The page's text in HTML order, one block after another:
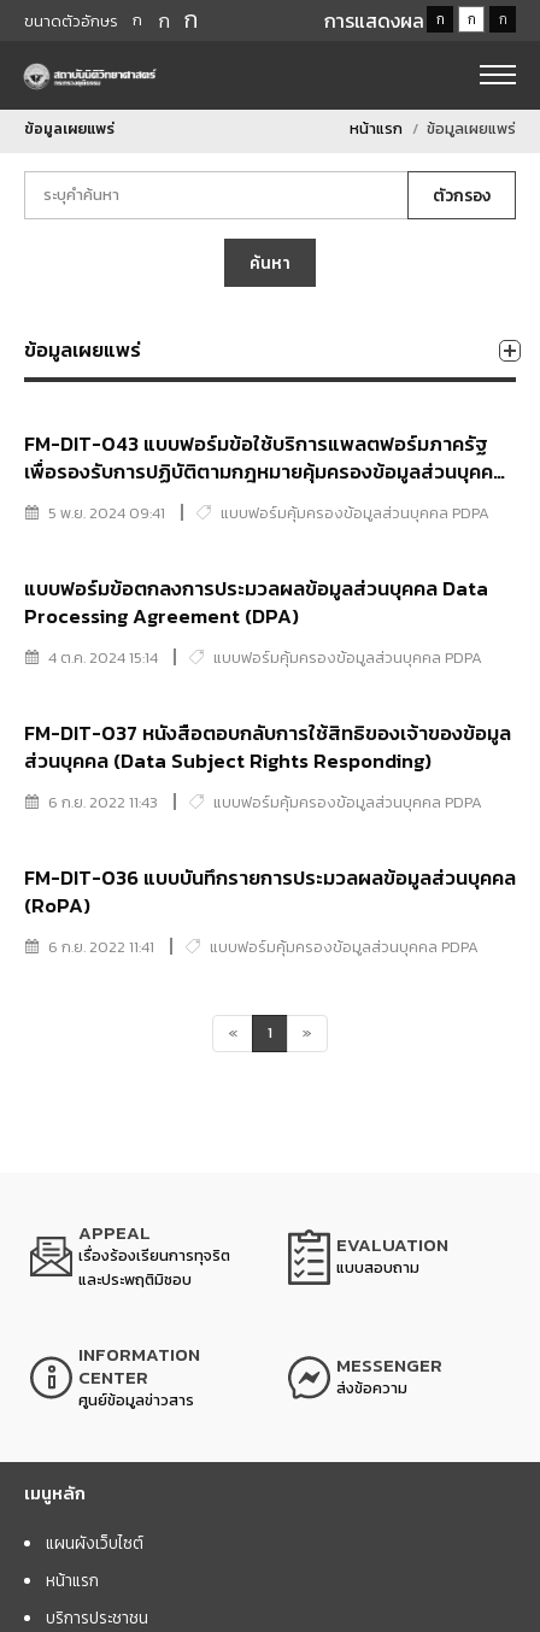
ขนาดตัวอักษร ก ก ก การแสดงผล ก ก ก
ข้อมูลเผยแพร่ หน้าแรก ข้อมูลเผยแพร่
ตัวกรอง
ค้นหา
ข้อมูลเผยแพร่
FM-DIT-043 แบบฟอร์มข้อใช้บริการแพลตฟอร์มภาครัฐ
เพื่อรองรับการปฏิบัติตามกฎหมายคุ้มครองข้อมูลส่วนบุคคล
GPPC5 พ.ย. 2024 09:41 แบบฟอร์มคุ้มครองข้อมูลส่วนบุคคล PDPA
แบบฟอร์มข้อตกลงการประมวลผลข้อมูลส่วนบุคคล Data
Processing Agreement (DPA)
4 ต.ค. 2024 15:14 แบบฟอร์มคุ้มครองข้อมูลส่วนบุคคล PDPA
FM-DIT-037 หนังสือตอบกลับการใช้สิทธิของเจ้าของข้อมูล
ส่วนบุคคล (Data Subject Rights Responding)
6 ก.ย. 2022 11:43 แบบฟอร์มคุ้มครองข้อมูลส่วนบุคคล PDPA
FM-DIT-036 แบบบันทึกรายการประมวลผลข้อมูลส่วนบุคคล
(RoPA)
6 ก.ย. 2022 11:41 แบบฟอร์มคุ้มครองข้อมูลส่วนบุคคล PDPA
« 1 »
APPEAL
เรื่องร้องเรียนการทุจริต
และประพฤติมิชอบ
EVALUATION
แบบสอบถาม
INFORMATION
CENTER
ศูนย์ข้อมูลข่าวสาร
MESSENGER
ส่งข้อความ
เมนูหลัก
แผนผังเว็บไซต์
หน้าแรก
บริการประชาชน